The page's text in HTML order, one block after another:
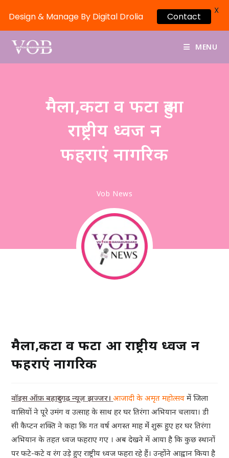
MENU
मैला,कटा व फटा हुआ
राष्ट्रीय ध्वज न
फहराएं नागरिक
Vob News
मैला,कटा व फटा हुआ राष्ट्रीय ध्वज न
फहराएं नागरिक
वॉइस ऑफ़ बहादुरगढ़ न्यूज़ झज्जर। आजादी के अमृत महोत्सव में जिला
वासियों ने पूरे उमंग व उत्साह के साथ हर घर तिरंगा अभियान चलाया। डी
सी कैप्टन शक्ति ने कहा कि गत वर्ष अगस्त माह मेंं शुरू हुए हर घर तिरंगा
अभियान के तहत ध्वज फहराए गए । अब देखने में आया है कि कुछ स्थानों
पर फटे-कटे व रंग उड़े हुए राष्ट्रीय ध्वज फहरा रहे हैं। उन्होंने आह्वान किया है
Design & Manage By Digital Drolia Contact
X